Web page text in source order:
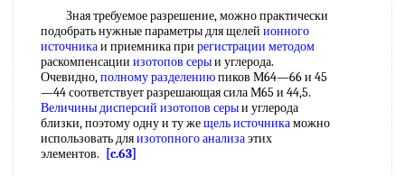
Зная требуемое разрешение, можно практически
подобрать нужные параметры для щелей ионного
источникаи приемника при регистрации методом
раскомпенсации изотопов серыи углерода.
Очевидно,полному разделениюпиков М64—66 и 45
—44 соответствует разрешающая сила М65 и 44,5.
Величины дисперсий изотопов серыи углерода
близки, поэтому одну и ту жещель источникаможно
использовать дляизотопного анализаэтих
элементов.
[c.63]